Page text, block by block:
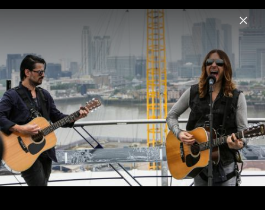
Menu
THIRTY SECONDS TO MARS
Home News Musik Videos Termine Fotos
Pressebild "A Beautiful Lie 20th
Anniversary" (2026)